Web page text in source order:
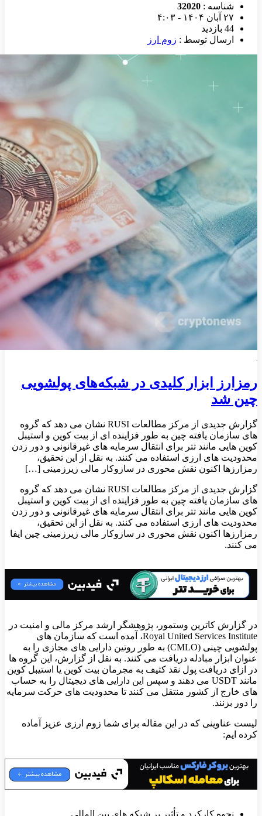
شناسه : 32020
۲۷ آبان ۱۴۰۴ - ۴:۰۳
44 بازدید
ارسال توسط : زوم ارز
رمزارز ابزار کلیدی در شبکه‌های پولشویی
چین شد
گزارش جدیدی از مرکز مطالعات RUSI نشان می دهد که گروه
های سازمان یافته چین به طور فزاینده ای از بیت کوین و استیبل
کوین هایی مانند تتر برای انتقال سرمایه های غیرقانونی و دور زدن
محدودیت های ارزی استفاده می کنند. به نقل از این تحقیق،
رمزارزها اکنون نقش محوری در سازوکار مالی زیرزمینی […]
گزارش جدیدی از مرکز مطالعات RUSI نشان می دهد که گروه
های سازمان یافته چین به طور فزاینده ای از بیت کوین و استیبل
کوین هایی مانند تتر برای انتقال سرمایه های غیرقانونی و دور زدن
محدودیت های ارزی استفاده می کنند. به نقل از این تحقیق،
رمزارزها اکنون نقش محوری در سازوکار مالی زیرزمینی چین ایفا
می کنند.
در گزارش کاترین وستمور، پژوهشگر ارشد مرکز مالی و امنیت در
Royal United Services Institute، آمده است که سازمان های
پولشویی چینی (CMLO) به طور روتین دارایی های مجازی را به
عنوان ابزار مبادله دریافت می کنند. به نقل از گزارش، این گروه ها
در ازای دریافت پول نقد کثیف به مجرمان بیت کوین یا استیبل کوین
مانند USDT می دهند و سپس این دارایی های دیجیتال را به حساب
های خارج از کشور منتقل می کنند تا محدودیت های حرکت سرمایه
را دور بزنند.
لیست عناوینی که در این مقاله برای شما زوم ارزی عزیز آماده
کرده ایم: